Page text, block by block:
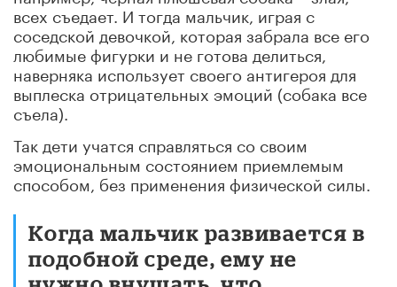
всех съедает. И тогда мальчик, играя с
соседской девочкой, которая забрала все его
любимые фигурки и не готова делиться,
наверняка использует своего антигероя для
выплеска отрицательных эмоций (собака все
съела).
Так дети учатся справляться со своим
эмоциональным состоянием приемлемым
способом, без применения физической силы.
Когда мальчик развивается в
подобной среде, ему не